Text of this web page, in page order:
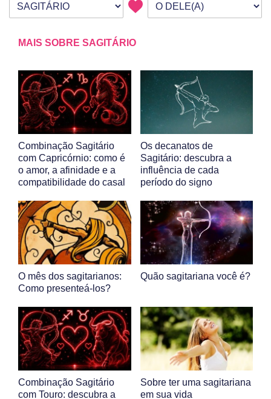
Seu signo
Signo da outra pessoa
MAIS SOBRE SAGITÁRIO
Combinação Sagitário
com Capricórnio: como é
o amor, a afinidade e a
compatibilidade do casal
Os decanatos de
Sagitário: descubra a
influência de cada
período do signo
O mês dos sagitarianos:
Como presenteá-los?
Quão sagitariana você é?
Combinação Sagitário
com Touro: descubra a
Sobre ter uma sagitariana
em sua vida